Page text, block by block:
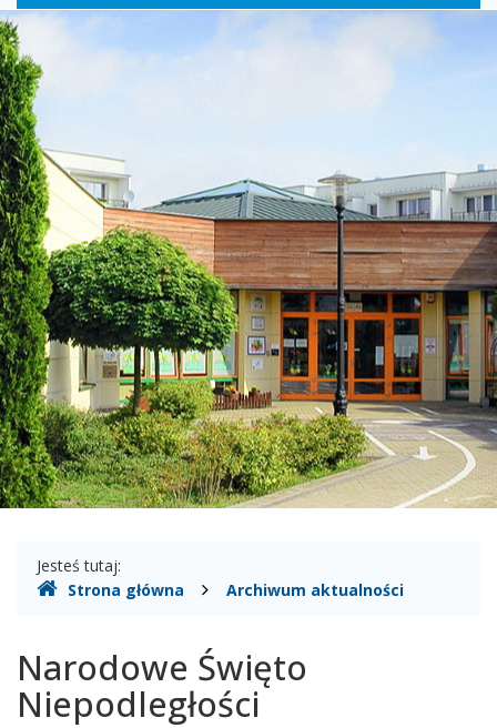
Gdzie
jesteśmy
Jesteś tutaj:
Strona główna
Archiwum aktualności
Narodowe Święto
Niepodległości